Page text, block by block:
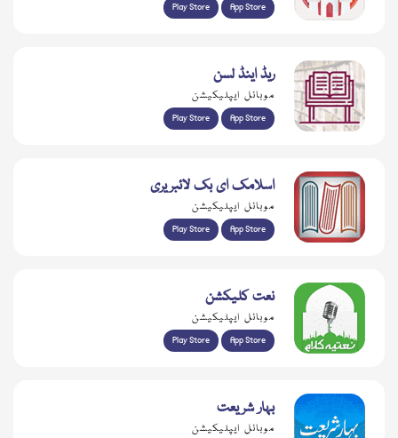
Play Store App Store
ریڈ اینڈ لسن
موبائل ایپلیکیشن
Play Store App Store
اسلامک ای بک لائبریری
موبائل ایپلیکیشن
Play Store App Store
نعت کلیکشن
موبائل ایپلیکیشن
Play Store App Store
بہار شریعت
موبائل ایپلیکیشن